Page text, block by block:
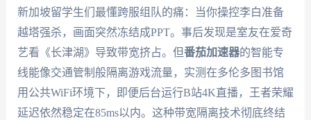
新加坡留学生们最懂跨服组队的痛：当你操控李白准备
越塔强杀，画面突然冻结成PPT。事后发现是室友在爱奇
艺看《长津湖》导致带宽挤占。但番茄加速器的智能专
线能像交通管制般隔离游戏流量，实测在多伦多图书馆
用公共WiFi环境下，即便后台运行B站4K直播，王者荣耀
延迟依然稳定在85ms以内。这种带宽隔离技术彻底终结